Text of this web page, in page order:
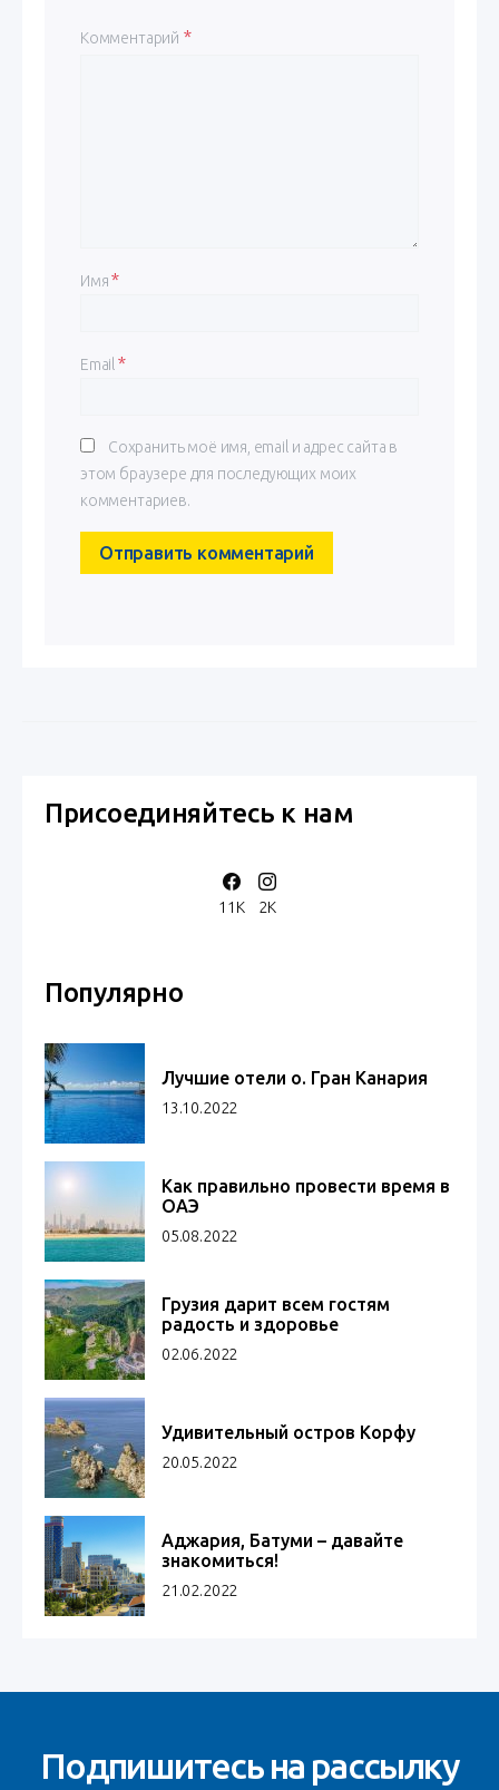
Комментарий
Имя*
Email*
Сохранить моё имя, email и адрес сайта в
этом браузере для последующих моих
комментариев.
Присоединяйтесь к нам
11K 2K
Популярно
Лучшие отели о. Гран Канария
13.10.2022
Как правильно провести время в
ОАЭ
05.08.2022
Грузия дарит всем гостям
радость и здоровье
02.06.2022
Удивительный остров Корфу
20.05.2022
Аджария, Батуми – давайте
знакомиться!
21.02.2022
Подпишитесь на рассылку